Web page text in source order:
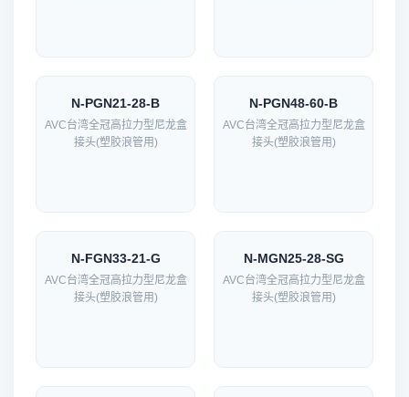
N-PGN21-28-B
AVC台湾全冠高拉力型尼龙盒
接头(塑胶浪管用)
N-PGN48-60-B
AVC台湾全冠高拉力型尼龙盒
接头(塑胶浪管用)
N-FGN33-21-G
AVC台湾全冠高拉力型尼龙盒
接头(塑胶浪管用)
N-MGN25-28-SG
AVC台湾全冠高拉力型尼龙盒
接头(塑胶浪管用)